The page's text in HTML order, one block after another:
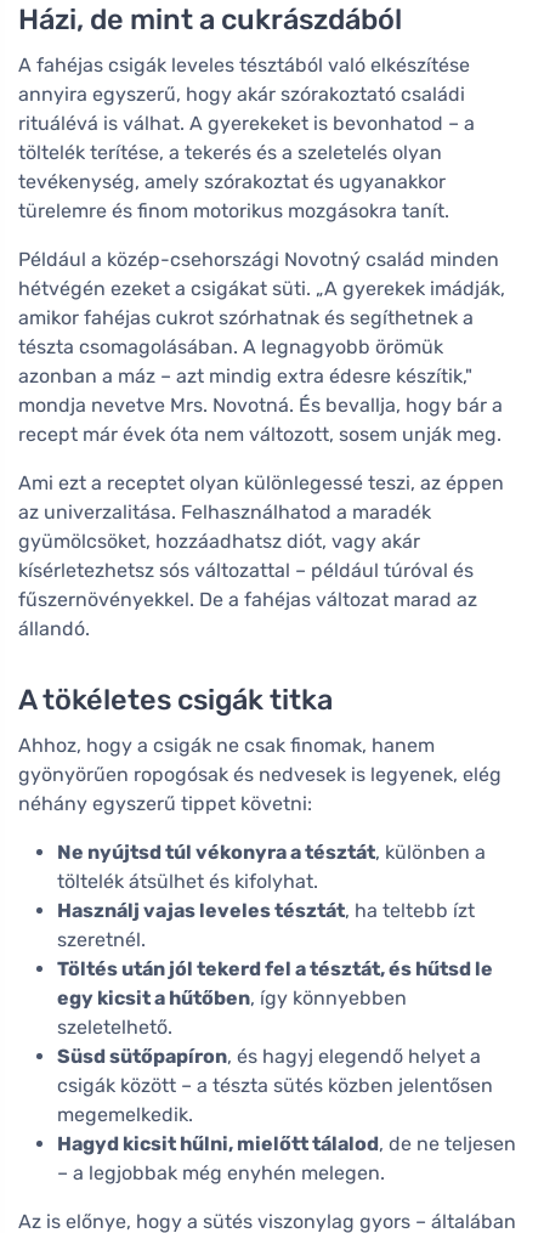
Házi, de mint a cukrászdából
A fahéjas csigák leveles tésztából való elkészítése
annyira egyszerű, hogy akár szórakoztató családi
rituálévá is válhat. A gyerekeket is bevonhatod – a
töltelék terítése, a tekerés és a szeletelés olyan
tevékenység, amely szórakoztat és ugyanakkor
türelemre és finom motorikus mozgásokra tanít.
Például a közép-csehországi Novotný család minden
hétvégén ezeket a csigákat süti. „A gyerekek imádják,
amikor fahéjas cukrot szórhatnak és segíthetnek a
tészta csomagolásában. A legnagyobb örömük
azonban a máz – azt mindig extra édesre készítik,"
mondja nevetve Mrs. Novotná. És bevallja, hogy bár a
recept már évek óta nem változott, sosem unják meg.
Ami ezt a receptet olyan különlegessé teszi, az éppen
az univerzalitása. Felhasználhatod a maradék
gyümölcsöket, hozzáadhatsz diót, vagy akár
kísérletezhetsz sós változattal – például túróval és
fűszernövényekkel. De a fahéjas változat marad az
állandó.
A tökéletes csigák titka
Ahhoz, hogy a csigák ne csak finomak, hanem
gyönyörűen ropogósak és nedvesek is legyenek, elég
néhány egyszerű tippet követni:
Ne nyújtsd túl vékonyra a tésztát, különben a
töltelék átsülhet és kifolyhat.
Használj vajas leveles tésztát, ha teltebb ízt
szeretnél.
Töltés után jól tekerd fel a tésztát, és hűtsd le
egy kicsit a hűtőben, így könnyebben
szeletelhető.
Süsd sütőpapíron, és hagyj elegendő helyet a
csigák között – a tészta sütés közben jelentősen
megemelkedik.
Hagyd kicsit hűlni, mielőtt tálalod, de ne teljesen
– a legjobbak még enyhén melegen.
Az is előnye, hogy a sütés viszonylag gyors – általában